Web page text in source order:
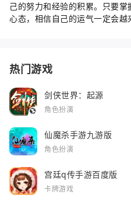
己的努力和经验的积累。只要
心态，相信自己的运气一定会越
热门游戏
剑侠世界：起源
角色扮演
仙魔杀手游九游版
角色扮演
宫廷q传手游百度版
卡牌游戏